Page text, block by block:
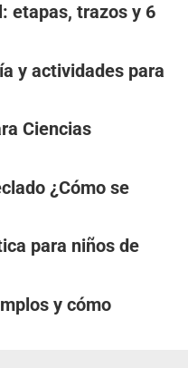
etapas, trazos y 6
y actividades para
Ciencias
¿Cómo se
para niños de
y cómo